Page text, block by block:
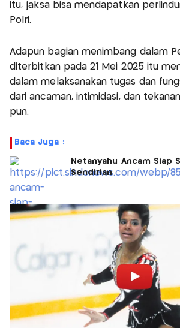
itu, jaksa bisa mendapatkan
Polri.
Adapun bagian menimbang dalam
diterbitkan pada 21 Mei 2025 itu
dalam melaksanakan tugas dan
dari ancaman, intimidasi, dan
pun.
Baca Juga :
Netanyahu Ancam Siap
Sendirian